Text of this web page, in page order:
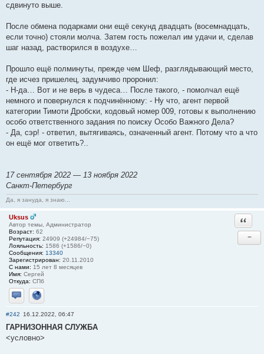
сдвинуто выше.
После обмена подарками они ещё секунд двадцать (восемнадцать,
если точно) стояли молча. Затем гость пожелал им удачи и, сделав
шаг назад, растворился в воздухе…
Прошло ещё полминуты, прежде чем Шеф, разглядывающий место,
где исчез пришелец, задумчиво проронил:
- Н-да… Вот и не верь в чудеса… После такого, - помолчал ещё
немного и повернулся к подчинённому: - Ну что, агент первой
категории Тимоти Дробски, кодовый номер 009, готовы к выполнению
особо ответственного задания по поиску Особо Важного Дела?
- Да, сэр! - ответил, вытягиваясь, означенный агент. Потому что а что
он ещё мог ответить?..
17 сентября 2022 — 13 ноября 2022
Санкт-Петербург
Да, я зануда, я знаю...
Uksus
Автор темы, Администратор
Возраст: 62
Репутация: 24909 (+24984/−75)
Лояльность: 1586 (+1586/−0)
Сообщения: 13340
Зарегистрирован: 20.11.2010
С нами: 15 лет 8 месяцев
Имя: Сергей
Откуда: СПб
Отправить личное сообщение
Сайт
−
#242 16.12.2022, 06:47
ГАРНИЗОННАЯ СЛУЖБА
<условно>